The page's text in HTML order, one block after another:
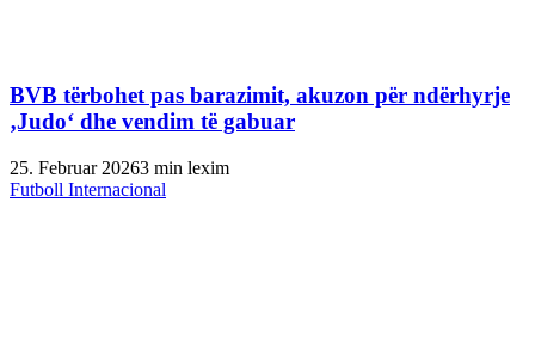
BVB tërbohet pas barazimit, akuzon për ndërhyrje
‚Judo‘ dhe vendim të gabuar
25. Februar 20263 min lexim
Futboll Internacional